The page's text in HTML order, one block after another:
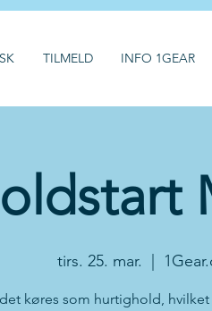
TILMELD INFO 1GEAR
tirs. 25. mar.
køres som hurtighold,